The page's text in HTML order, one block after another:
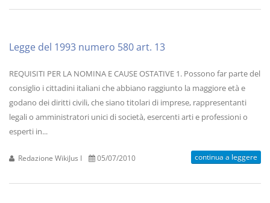
Legge del 1993 numero 580 art. 13
REQUISITI PER LA NOMINA E CAUSE OSTATIVE 1. Possono far parte del
consiglio i cittadini italiani che abbiano raggiunto la maggiore età e
godano dei diritti civili, che siano titolari di imprese, rappresentanti
legali o amministratori unici di società, esercenti arti e professioni o
esperti in...
Redazione WikiJus I 05/07/2010 continua a leggere